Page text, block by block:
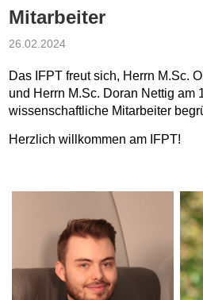
Mitarbeiter
26.02.2024
Das IFPT freut sich, Herrn M.Sc.
und Herrn M.Sc. Doran Nettig am
wissenschaftliche Mitarbeiter
Herzlich willkommen am IFPT!